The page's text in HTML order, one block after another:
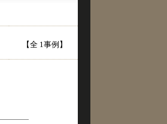
【全 1事例】